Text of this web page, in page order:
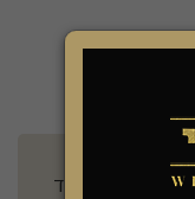
סקוטלנד